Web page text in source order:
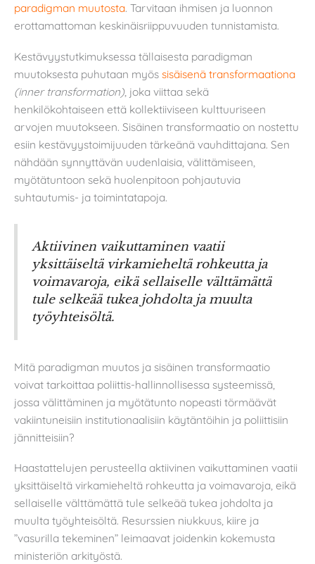
paradigman muutosta. Tarvitaan ihmisen ja luonnon
erottamattoman keskinäisriippuvuuden tunnistamista.
Kestävyystutkimuksessa tällaisesta paradigman
muutoksesta puhutaan myös sisäisenä transformaationa
(inner transformation), joka viittaa sekä
henkilökohtaiseen että kollektiiviseen kulttuuriseen
arvojen muutokseen. Sisäinen transformaatio on nostettu
esiin kestävyystoimijuuden tärkeänä vauhdittajana. Sen
nähdään synnyttävän uudenlaisia, välittämiseen,
myötätuntoon sekä huolenpitoon pohjautuvia
suhtautumis- ja toimintatapoja.
Aktiivinen vaikuttaminen vaatii
yksittäiseltä virkamieheltä rohkeutta ja
voimavaroja, eikä sellaiselle välttämättä
tule selkeää tukea johdolta ja muulta
työyhteisöltä.
Mitä paradigman muutos ja sisäinen transformaatio
voivat tarkoittaa poliittis-hallinnollisessa systeemissä,
jossa välittäminen ja myötätunto nopeasti törmäävät
vakiintuneisiin institutionaalisiin käytäntöihin ja poliittisiin
jännitteisiin?
Haastattelujen perusteella aktiivinen vaikuttaminen vaatii
yksittäiseltä virkamieheltä rohkeutta ja voimavaroja, eikä
sellaiselle välttämättä tule selkeää tukea johdolta ja
muulta työyhteisöltä. Resurssien niukkuus, kiire ja
”vasurilla tekeminen” leimaavat joidenkin kokemusta
ministeriön arkityöstä.